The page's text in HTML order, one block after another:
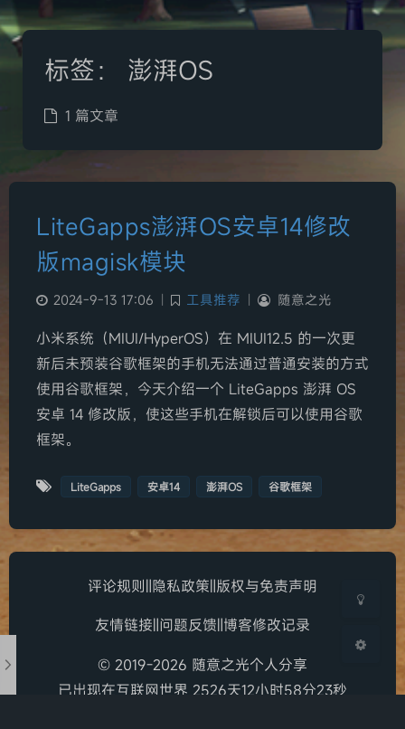
夜间模式
标签： 澎湃OS
1 篇文章
LiteGapps澎湃OS安卓14修改
版magisk模块
2024-9-13 17:06 | 工具推荐 | 随意之光
小米系统（MIUI/HyperOS）在 MIUI12.5 的一次更
新后未预装谷歌框架的手机无法通过普通安装的方式
使用谷歌框架，今天介绍一个 LiteGapps 澎湃 OS
安卓 14 修改版，使这些手机在解锁后可以使用谷歌
框架。
LiteGapps 安卓14 澎湃OS 谷歌框架
评论规则‖隐私政策‖版权与免责声明
友情链接‖问题反馈‖博客修改记录
© 2019-2026 随意之光个人分享
已出现在互联网世界 2526天12小时58分23秒